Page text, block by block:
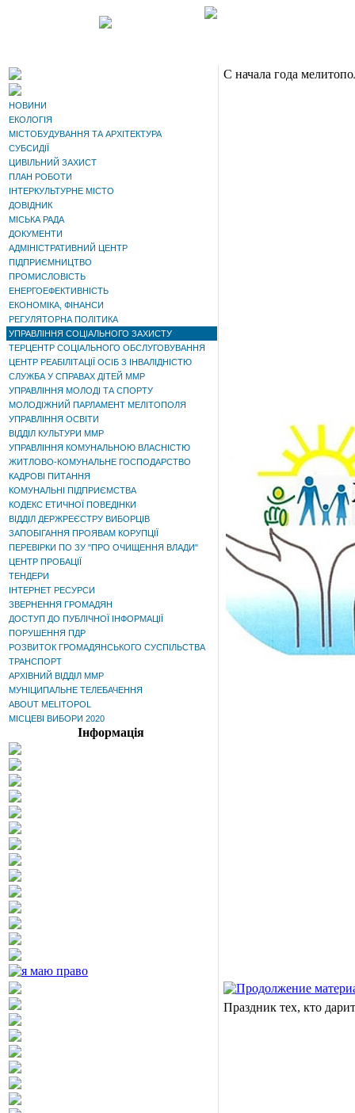
НОВИНИ
ЕКОЛОГІЯ
МІСТОБУДУВАННЯ ТА АРХІТЕКТУРА
СУБСИДІЇ
ЦИВІЛЬНИЙ ЗАХИСТ
ПЛАН РОБОТИ
ІНТЕРКУЛЬТУРНЕ МІСТО
ДОВІДНИК
МІСЬКА РАДА
ДОКУМЕНТИ
АДМІНІСТРАТИВНИЙ ЦЕНТР
ПІДПРИЄМНИЦТВО
ПРОМИСЛОВІСТЬ
ЕНЕРГОЕФЕКТИВНІСТЬ
ЕКОНОМІКА, ФІНАНСИ
РЕГУЛЯТОРНА ПОЛІТИКА
УПРАВЛІННЯ СОЦІАЛЬНОГО ЗАХИСТУ
ТЕРЦЕНТР СОЦІАЛЬНОГО ОБСЛУГОВУВАННЯ
ЦЕНТР РЕАБІЛІТАЦІЇ ОСІБ З ІНВАЛІДНІСТЮ
СЛУЖБА У СПРАВАХ ДІТЕЙ ММР
УПРАВЛІННЯ МОЛОДІ ТА СПОРТУ
МОЛОДІЖНИЙ ПАРЛАМЕНТ МЕЛІТОПОЛЯ
УПРАВЛІННЯ ОСВІТИ
ВІДДІЛ КУЛЬТУРИ ММР
УПРАВЛІННЯ КОМУНАЛЬНОЮ ВЛАСНІСТЮ
ЖИТЛОВО-КОМУНАЛЬНЕ ГОСПОДАРСТВО
КАДРОВІ ПИТАННЯ
КОМУНАЛЬНІ ПІДПРИЄМСТВА
КОДЕКС ЕТИЧНОЇ ПОВЕДІНКИ
ВІДДІЛ ДЕРЖРЕЄСТРУ ВИБОРЦІВ
ЗАПОБІГАННЯ ПРОЯВАМ КОРУПЦІЇ
ПЕРЕВІРКИ ПО ЗУ "ПРО ОЧИЩЕННЯ ВЛАДИ"
ЦЕНТР ПРОБАЦІЇ
ТЕНДЕРИ
ІНТЕРНЕТ РЕСУРСИ
ЗВЕРНЕННЯ ГРОМАДЯН
ДОСТУП ДО ПУБЛІЧНОЇ ІНФОРМАЦІЇ
ПОРУШЕННЯ ПДР
РОЗВИТОК ГРОМАДЯНСЬКОГО СУСПІЛЬСТВА
ТРАНСПОРТ
АРХІВНИЙ ВІДДІЛ ММР
МУНІЦИПАЛЬНЕ ТЕЛЕБАЧЕННЯ
ABOUT MELITOPOL
МІСЦЕВІ ВИБОРИ 2020
Інформація
С начала года
Праздник тех, кто